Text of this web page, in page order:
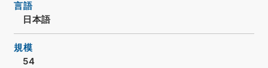
言語
日本語
規模
54